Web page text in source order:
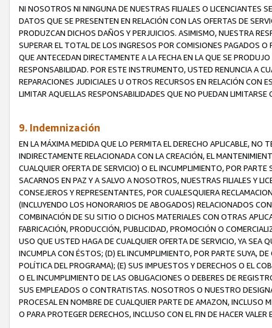
NI NOSOTROS NI NINGUNA DE NUESTRAS FILIALES O LICENCIANTES
DATOS QUE SE PRESENTEN EN RELACIÓN CON LAS OFERTAS DE
PRODUZCAN DICHOS DAÑOS Y PERJUICIOS. ASIMISMO, NUESTRA
SUPERAR EL TOTAL DE LOS INGRESOS POR COMISIONES PAGADOS
QUE ANTECEDAN DIRECTAMENTE A LA FECHA EN LA QUE SE
RESPONSABILIDAD. POR ESTE INSTRUMENTO, USTED RENUNCIA A
REPARACIONES JUDICIALES U OTROS RECURSOS EN RELACIÓN CON
LIMITAR AQUELLAS RESPONSABILIDADES QUE NO PUEDAN LIMITARSE
9. Indemnización
EN LA MÁXIMA MEDIDA QUE LO PERMITA EL DERECHO APLICABLE,
INDIRECTAMENTE RELACIONADA CON LA CREACIÓN, EL
CUALQUIER OFERTA DE SERVICIO) O EL INCUMPLIMIENTO, POR
SACARNOS EN PAZ Y A SALVO A NOSOTROS, NUESTRAS FILIALES Y
CONSEJEROS Y REPRESENTANTES, POR CUALESQUIERA
(INCLUYENDO LOS HONORARIOS DE ABOGADOS) RELACIONADOS
COMBINACIÓN DE SU SITIO O DICHOS MATERIALES CON OTRAS
FABRICACIÓN, PRODUCCIÓN, PUBLICIDAD, PROMOCIÓN O
USO QUE USTED HAGA DE CUALQUIER OFERTA DE SERVICIO, YA SEA
INCUMPLA CON ÉSTOS; (D) EL INCUMPLIMIENTO, POR PARTE SUYA,
POLÍTICA DEL PROGRAMA); (E) SUS IMPUESTOS Y DERECHOS O EL
O EL INCUMPLIMIENTO DE LAS OBLIGACIONES O DEBERES DE
SUS EMPLEADOS O CONTRATISTAS. NOSOTROS O NUESTRO
PROCESAL EN NOMBRE DE CUALQUIER PARTE DE AMAZON, INCLUSO
O PARA PROTEGER DERECHOS, INCLUSO CON EL FIN DE HACER VALER